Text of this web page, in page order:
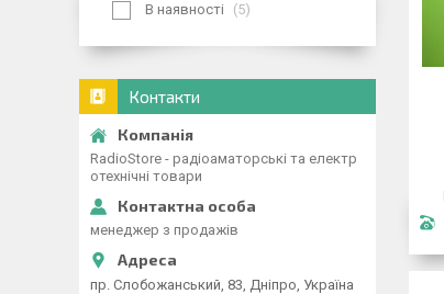
В наявності
5
Контакти
RadioStore - радіоаматорські та електр
отехнічні товари
менеджер з продажів
пр. Слобожанський, 83, Дніпро, Україна